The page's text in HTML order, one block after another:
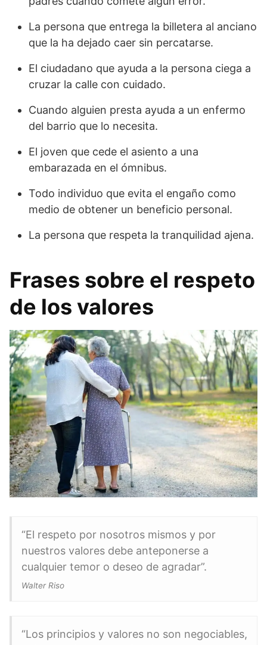
La persona que entrega la billetera al anciano
que la ha dejado caer sin percatarse.
El ciudadano que ayuda a la persona ciega a
cruzar la calle con cuidado.
Cuando alguien presta ayuda a un enfermo
del barrio que lo necesita.
El joven que cede el asiento a una
embarazada en el ómnibus.
Todo individuo que evita el engaño como
medio de obtener un beneficio personal.
La persona que respeta la tranquilidad ajena.
Frases sobre el respeto
de los valores
“El respeto por nosotros mismos y por
nuestros valores debe anteponerse a
cualquier temor o deseo de agradar”.
Walter Riso
“Los principios y valores no son negociables,